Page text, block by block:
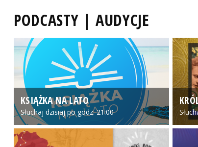
PODCASTY | AUDYCJE
KSIĄŻKA NA LATO
Słuchaj dzisiaj po godz. 21:00